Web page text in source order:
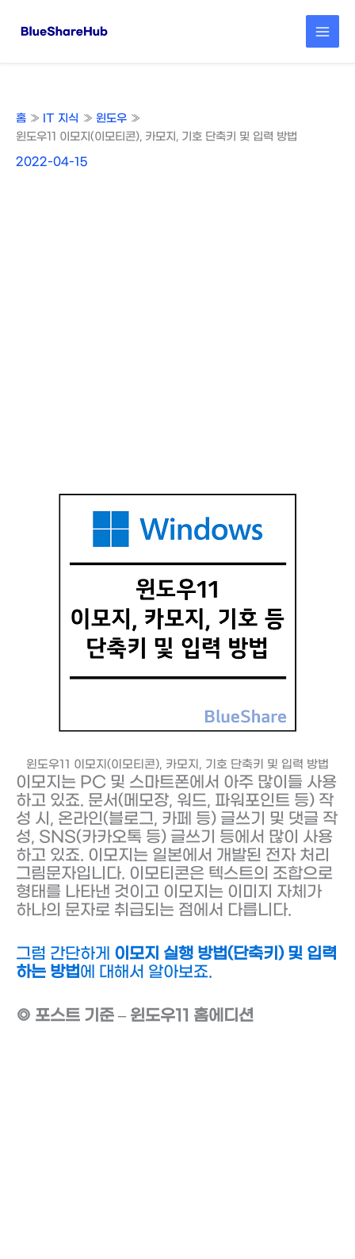
홈 IT 지식
윈도우
윈도우11 이모지(이모티콘), 카모지, 기호 단축키 및 입력 방법
2022-04-15
윈도우11 이모지(이모티콘), 카모지, 기호 단축키 및 입력 방법
이모지는 PC 및 스마트폰에서 아주 많이들 사용
하고 있죠. 문서(메모장, 워드, 파워포인트 등) 작
성 시, 온라인(블로그, 카페 등) 글쓰기 및 댓글 작
성, SNS(카카오톡 등) 글쓰기 등에서 많이 사용
하고 있죠. 이모지는 일본에서 개발된 전자 처리
그림문자입니다. 이모티콘은 텍스트의 조합으로
형태를 나타낸 것이고 이모지는 이미지 자체가
하나의 문자로 취급되는 점에서 다릅니다.
그럼 간단하게 이모지 실행 방법(단축키) 및 입력
하는 방법에 대해서 알아보죠.
◎ 포스트 기준 – 윈도우11 홈에디션